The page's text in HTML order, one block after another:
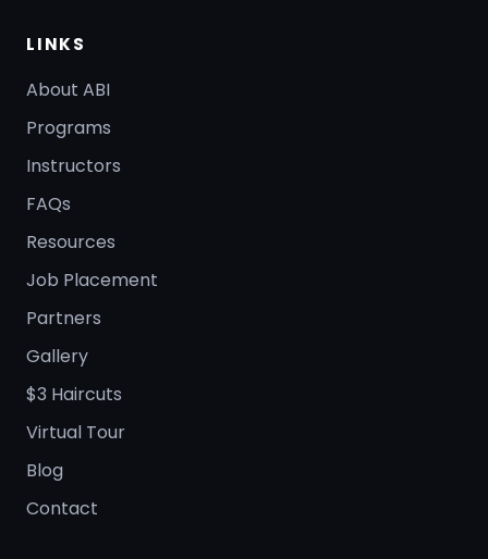
LINKS
About ABI
Programs
Instructors
FAQs
Resources
Job Placement
Partners
Gallery
$3 Haircuts
Virtual Tour
Blog
Contact